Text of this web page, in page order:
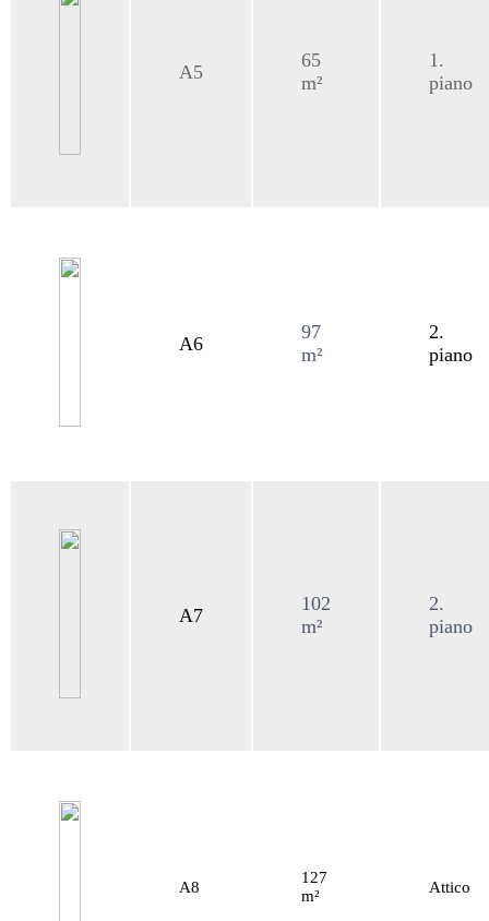
A5
65
m²
1.
piano
A6
97
m²
2.
piano
A7
102
m²
2.
piano
A8
127
m²
Attico